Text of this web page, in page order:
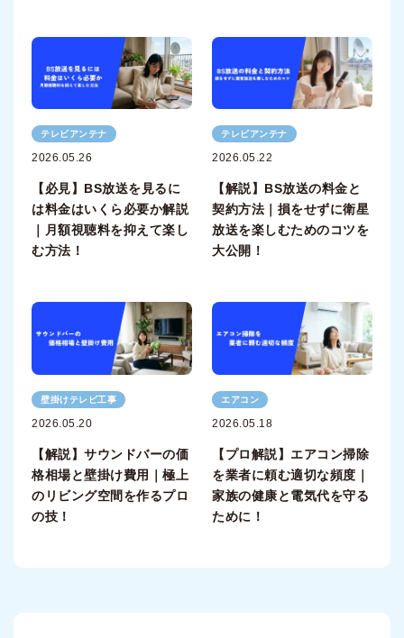
テレビアンテナ
2026.05.26
【必見】BS放送を見るに
は料金はいくら必要か解説
｜月額視聴料を抑えて楽し
む方法！
テレビアンテナ
2026.05.22
【解説】BS放送の料金と
契約方法｜損をせずに衛星
放送を楽しむためのコツを
大公開！
壁掛けテレビ工事
2026.05.20
【解説】サウンドバーの価
格相場と壁掛け費用｜極上
のリビング空間を作るプロ
の技！
エアコン
2026.05.18
【プロ解説】エアコン掃除
を業者に頼む適切な頻度｜
家族の健康と電気代を守る
ために！